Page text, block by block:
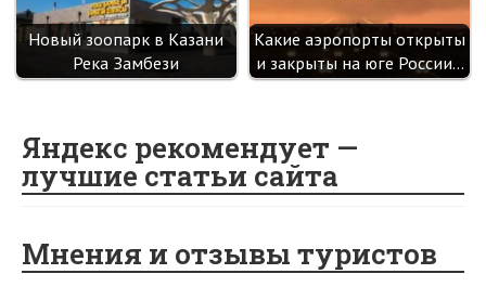
Новый зоопарк в Казани
Река Замбези
Какие аэропорты открыты
и закрыты на юге России…
Яндекс рекомендует —
лучшие статьи сайта
Мнения и отзывы туристов